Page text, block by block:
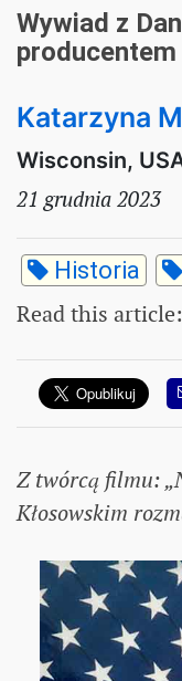
Wywiad z
Katarzyna
Wisconsin,
21 grudnia 2023
Historia
Read this article:
Z twórcą filmu:
Kłosowskim